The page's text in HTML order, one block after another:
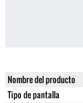
Nombre del producto
Tipo de pantalla